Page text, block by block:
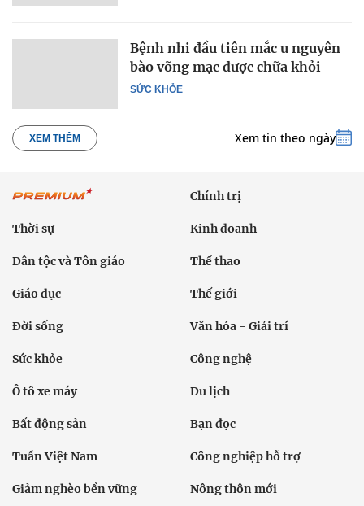
SỨC KHỎE
Bệnh nhi đầu tiên mắc u nguyên
bào võng mạc được chữa khỏi
XEM THÊM Xem tin theo ngày
Chính trị
Thời sự Kinh doanh
Dân tộc và Tôn giáo Thể thao
Giáo dục Thế giới
Đời sống Văn hóa - Giải trí
Sức khỏe Công nghệ
Ô tô xe máy Du lịch
Bất động sản Bạn đọc
Tuần Việt Nam Công nghiệp hỗ trợ
Giảm nghèo bền vững Nông thôn mới